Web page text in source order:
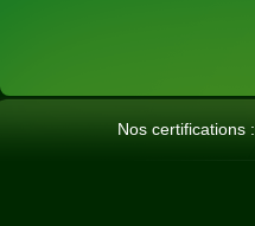
Nos certifications :